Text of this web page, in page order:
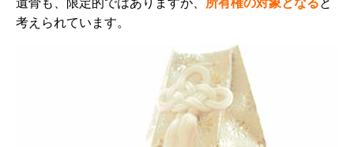
遺骨も、限定的ではありますが、 所有権の対象となると
考えられています。